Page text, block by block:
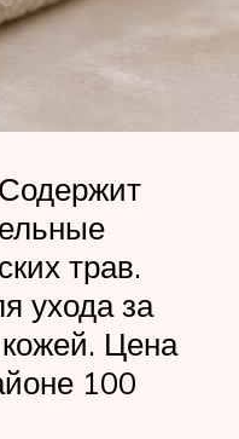
трав.
ухода за
Цена
100